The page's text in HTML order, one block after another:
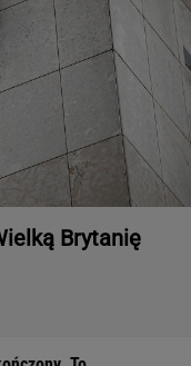
Brytanię